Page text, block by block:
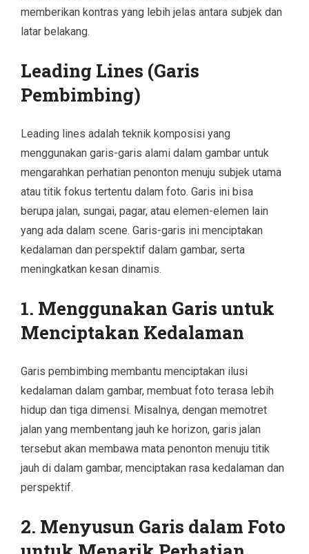
memberikan kontras yang lebih jelas antara subjek dan
latar belakang.
Leading Lines (Garis
Pembimbing)
Leading lines adalah teknik komposisi yang
menggunakan garis-garis alami dalam gambar untuk
mengarahkan perhatian penonton menuju subjek utama
atau titik fokus tertentu dalam foto. Garis ini bisa
berupa jalan, sungai, pagar, atau elemen-elemen lain
yang ada dalam scene. Garis-garis ini menciptakan
kedalaman dan perspektif dalam gambar, serta
meningkatkan kesan dinamis.
1. Menggunakan Garis untuk
Menciptakan Kedalaman
Garis pembimbing membantu menciptakan ilusi
kedalaman dalam gambar, membuat foto terasa lebih
hidup dan tiga dimensi. Misalnya, dengan memotret
jalan yang membentang jauh ke horizon, garis jalan
tersebut akan membawa mata penonton menuju titik
jauh di dalam gambar, menciptakan rasa kedalaman dan
perspektif.
2. Menyusun Garis dalam Foto